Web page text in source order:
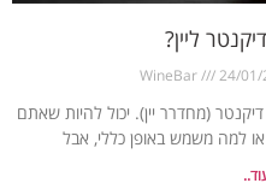
ליין?
24/01/
(מחדרר יין). יכול להיות שאתם
או למה משמש באופן כללי, אבל